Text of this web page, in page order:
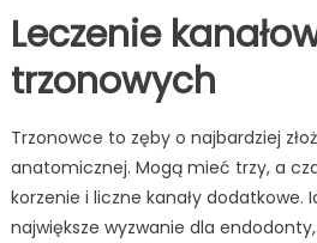
Leczenie
trzonowych
Trzonowce to zęby o najbardziej
anatomicznej. Mogą mieć trzy, a
korzenie i liczne kanały dodatkowe.
największe wyzwanie dla